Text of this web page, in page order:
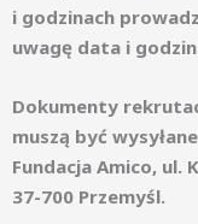
i godzinach
uwagę data i
Dokumenty
muszą być
Fundacja Amico, ul.
37-700 Przemyśl.